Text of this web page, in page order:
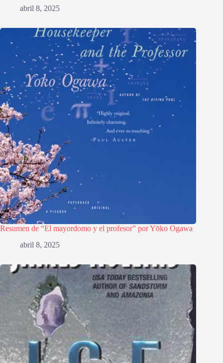
abril 8, 2025
Resumen de “El mayordomo y el profesor” por Yōko Ogawa
abril 8, 2025